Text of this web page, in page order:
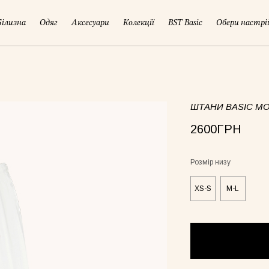
Одяг Аксесуари Колекції BST Basic Обери
ШТАНИ BASIC
2600ГРН
Розмір низу
XS-S M-L